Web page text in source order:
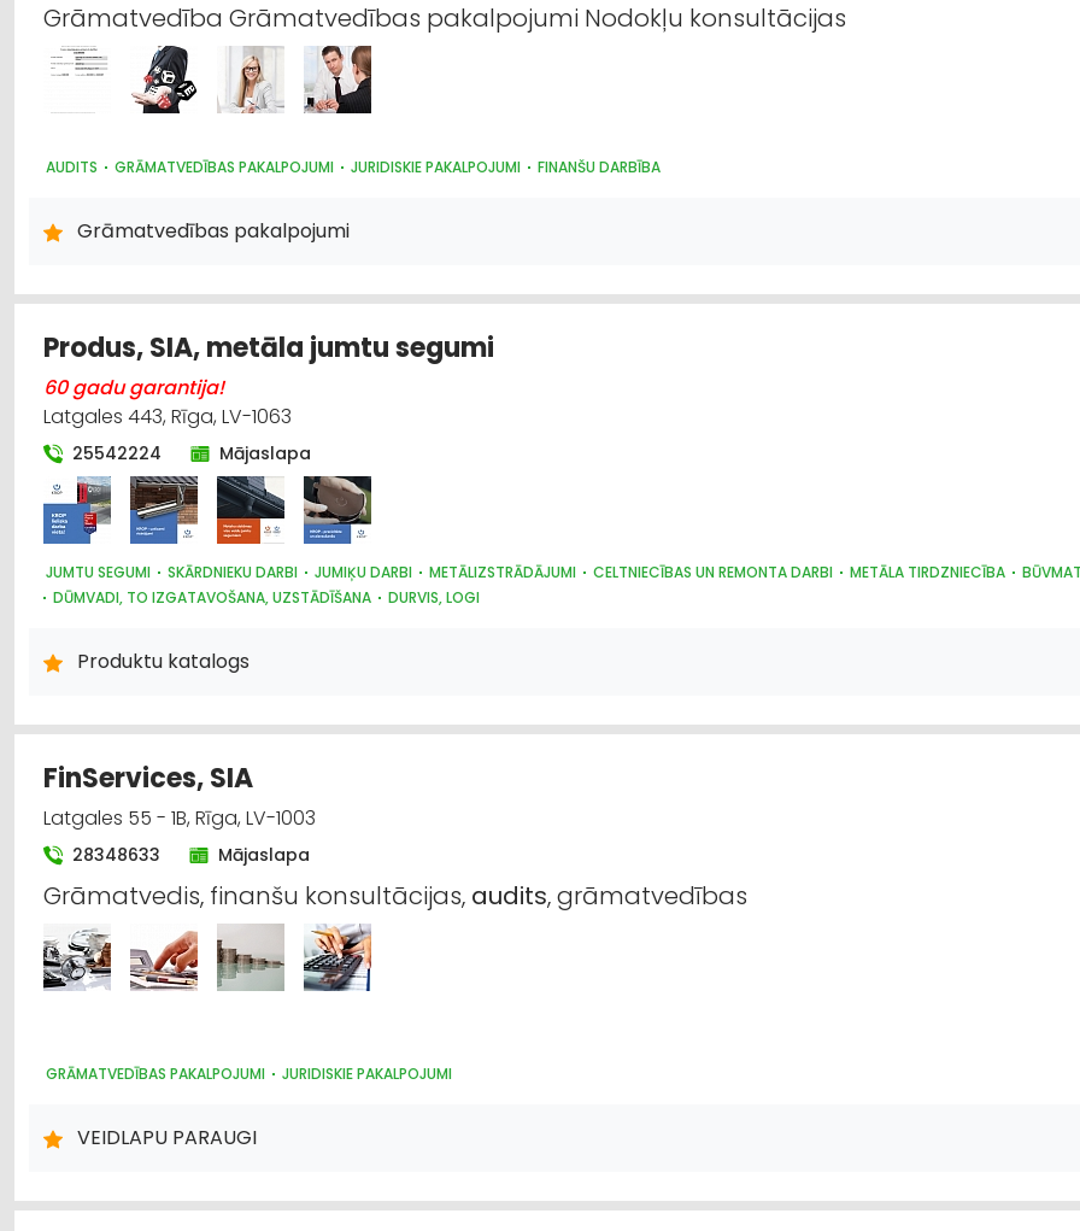
Grāmatvedība Grāmatvedības pakalpojumi Nodokļu konsultācijas
AUDITS GRĀMATVEDĪBAS PAKALPOJUMI JURIDISKIE PAKALPOJUMI FINANŠU DARBĪBA
Grāmatvedības pakalpojumi
Produs, SIA, metāla jumtu segumi
60 gadu garantija!
Latgales 443, Rīga, LV-1063
25542224 Mājaslapa
JUMTU SEGUMI SKĀRDNIEKU DARBI JUMIĶU DARBI METĀLIZSTRĀDĀJUMI CELTNIECĪBAS UN REMONTA DARBI METĀLA TIRDZNIECĪBA
DŪMVADI, TO IZGATAVOŠANA, UZSTĀDĪŠANA
DURVIS, LOGI
Produktu katalogs
FinServices, SIA
Latgales 55 - 1B, Rīga, LV-1003
28348633 Mājaslapa
Grāmatvedis, finanšu konsultācijas, audits, grāmatvedības
GRĀMATVEDĪBAS PAKALPOJUMI JURIDISKIE PAKALPOJUMI
VEIDLAPU PARAUGI